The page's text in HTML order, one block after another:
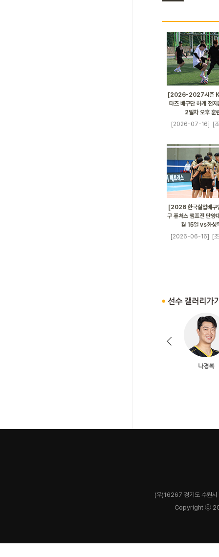
[2026-2027시즌
타즈 배구단 하계 전
2일차 오후 훈
[2026-07-16]
[
[2026 한국실업배구
구 퓨처스 챔프전 단양
월 15일 vs화성
[2026-06-16]
[
(우)16267 경기도 수원
Copyright ⓒ